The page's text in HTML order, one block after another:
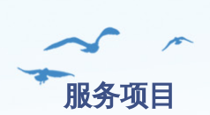
服务项目